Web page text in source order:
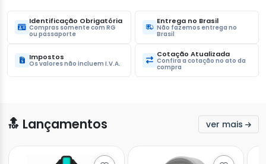
Identificação Obrigatória
Compras somente com RG
ou passaporte
Entrega no Brasil
Não fazemos entrega no
Brasil
Impostos
Os valores não incluem I.V.A.
Cotação Atualizada
Confira a cotação no ato da
compra
🔝 Lançamentos ver mais